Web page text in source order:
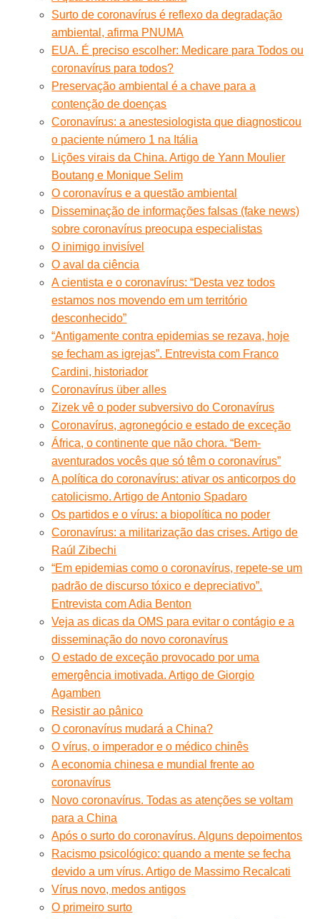
Surto de coronavírus é reflexo da degradação
ambiental, afirma PNUMA
EUA. É preciso escolher: Medicare para Todos ou
coronavírus para todos?
Preservação ambiental é a chave para a
contenção de doenças
Coronavírus: a anestesiologista que diagnosticou
o paciente número 1 na Itália
Lições virais da China. Artigo de Yann Moulier
Boutang e Monique Selim
O coronavírus e a questão ambiental
Disseminação de informações falsas (fake news)
sobre coronavírus preocupa especialistas
O inimigo invisível
O aval da ciência
A cientista e o coronavírus: “Desta vez todos
estamos nos movendo em um território
desconhecido”
“Antigamente contra epidemias se rezava, hoje
se fecham as igrejas”. Entrevista com Franco
Cardini, historiador
Coronavírus über alles
Zizek vê o poder subversivo do Coronavírus
Coronavírus, agronegócio e estado de exceção
África, o continente que não chora. “Bem-
aventurados vocês que só têm o coronavírus”
A política do coronavírus: ativar os anticorpos do
catolicismo. Artigo de Antonio Spadaro
Os partidos e o vírus: a biopolítica no poder
Coronavírus: a militarização das crises. Artigo de
Raúl Zibechi
“Em epidemias como o coronavírus, repete-se um
padrão de discurso tóxico e depreciativo”.
Entrevista com Adia Benton
Veja as dicas da OMS para evitar o contágio e a
disseminação do novo coronavírus
O estado de exceção provocado por uma
emergência imotivada. Artigo de Giorgio
Agamben
Resistir ao pânico
O coronavírus mudará a China?
O vírus, o imperador e o médico chinês
A economia chinesa e mundial frente ao
coronavírus
Novo coronavírus. Todas as atenções se voltam
para a China
Após o surto do coronavírus. Alguns depoimentos
Racismo psicológico: quando a mente se fecha
devido a um vírus. Artigo de Massimo Recalcati
Vírus novo, medos antigos
O primeiro surto